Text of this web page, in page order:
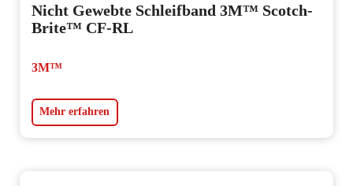
Nicht Gewebte Schleifband 3M™ Scotch-
Brite™ CF-RL
3M™
Mehr erfahren